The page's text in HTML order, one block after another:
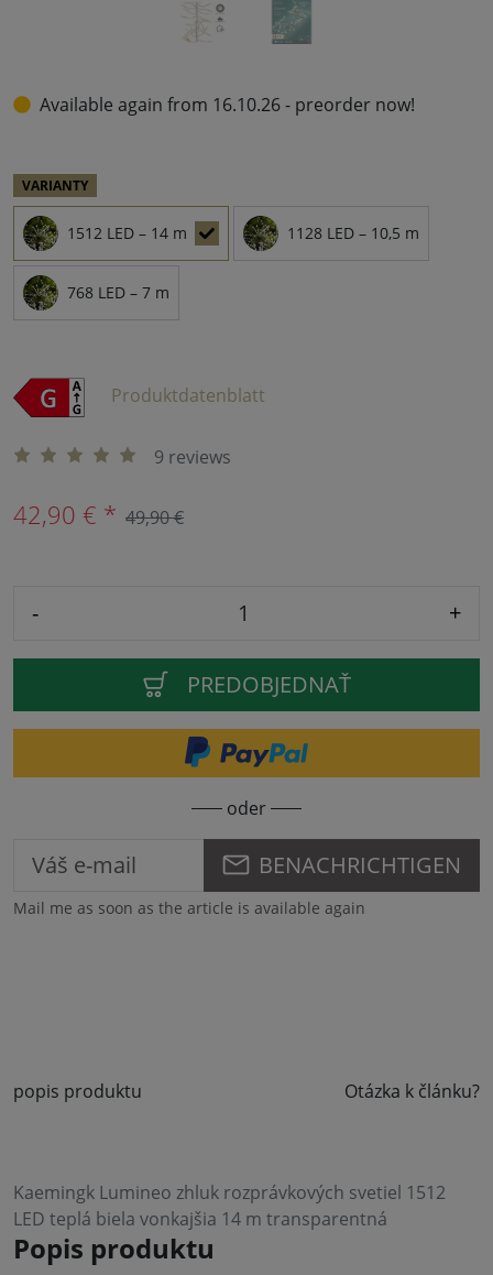
Available again from 16.10.26 - preorder now!
VARIANTY
1512 LED – 14 m 1128 LED – 10,5 m
768 LED – 7 m
Produktdatenblatt
9 reviews
42,90 € * 49,90 €
- +
PREDOBJEDNAŤ
oder
BENACHRICHTIGEN
Mail me as soon as the article is available again
popis produktu Otázka k článku?
Kaemingk Lumineo zhluk rozprávkových svetiel 1512
LED teplá biela vonkajšia 14 m transparentná
Popis produktu